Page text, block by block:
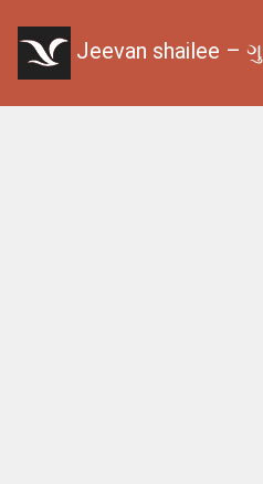
Jeevan shailee –